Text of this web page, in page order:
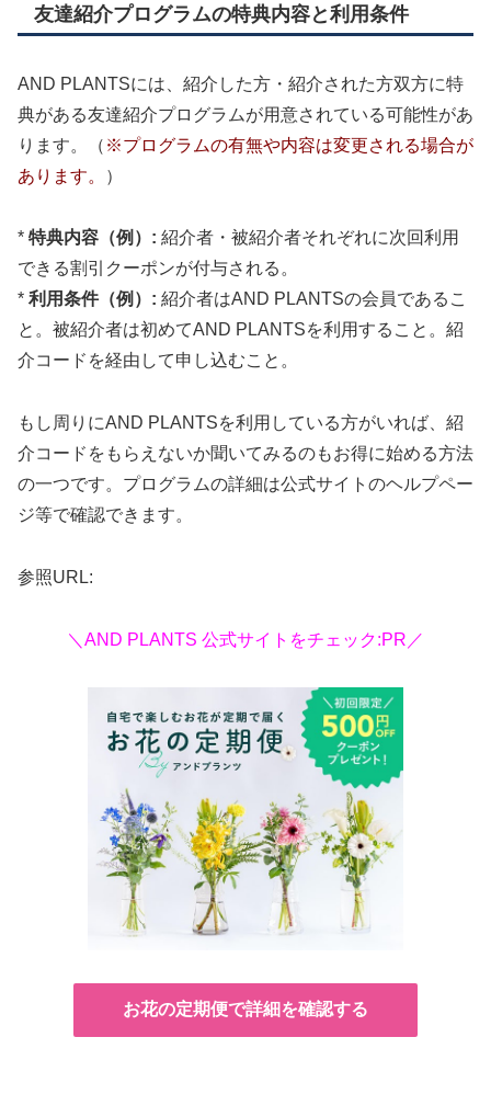
友達紹介プログラムの特典内容と利用条件
AND PLANTSには、紹介した方・紹介された方双方に特
典がある友達紹介プログラムが用意されている可能性があ
ります。（ ※プログラムの有無や内容は変更される場合が
あります。
）
* 特典内容（例）: 紹介者・被紹介者それぞれに次回利用
できる割引クーポンが付与される。
* 利用条件（例）: 紹介者はAND PLANTSの会員であるこ
と。被紹介者は初めてAND PLANTSを利用すること。紹
介コードを経由して申し込むこと。
もし周りにAND PLANTSを利用している方がいれば、紹
介コードをもらえないか聞いてみるのもお得に始める方法
の一つです。プログラムの詳細は公式サイトのヘルプペー
ジ等で確認できます。
参照URL:
＼AND PLANTS 公式サイトをチェック:PR／
お花の定期便で詳細を確認する